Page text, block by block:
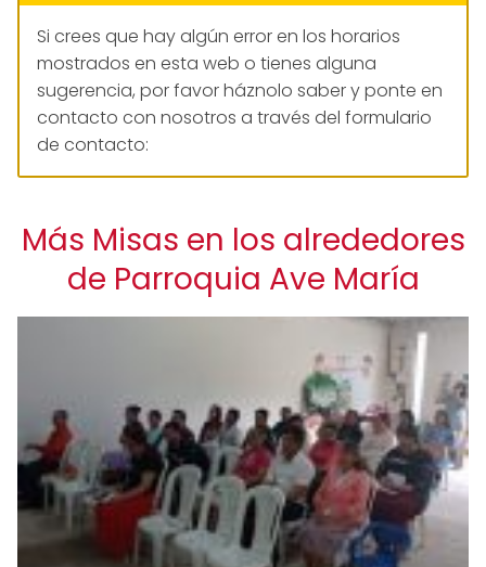
Si crees que hay algún error en los horarios
mostrados en esta web o tienes alguna
sugerencia, por favor háznolo saber y ponte en
contacto con nosotros a través del formulario
de contacto:
Más Misas en los alrededores
de Parroquia Ave María